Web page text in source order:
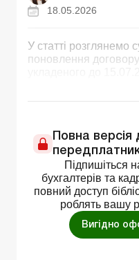
18.05.2026
У статті розглянемо
поновлення
Повна версія
Підпишіться
бухгалтерів та
повний доступ
роблять вашу
Вигідно